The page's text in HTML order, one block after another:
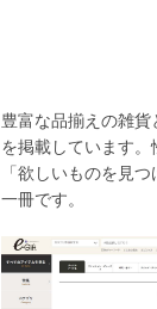
豊富な品揃えの雑
を掲載しています
「欲しいものを見
一冊です。